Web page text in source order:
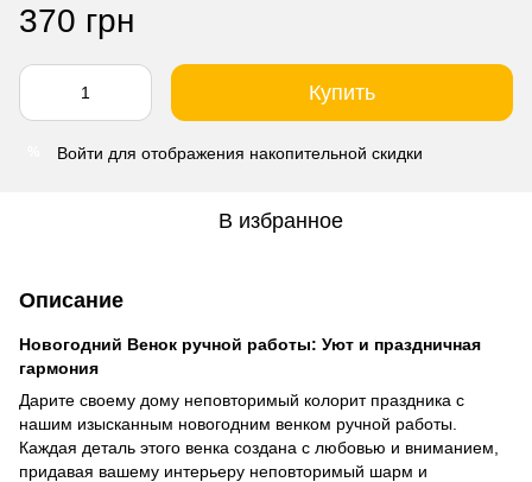
370 грн
Купить
Войти для отображения накопительной скидки
В избранное
Описание
Новогодний Венок ручной работы: Уют и праздничная
гармония
Дарите своему дому неповторимый колорит праздника с
нашим изысканным новогодним венком ручной работы.
Каждая деталь этого венка создана с любовью и вниманием,
придавая вашему интерьеру неповторимый шарм и